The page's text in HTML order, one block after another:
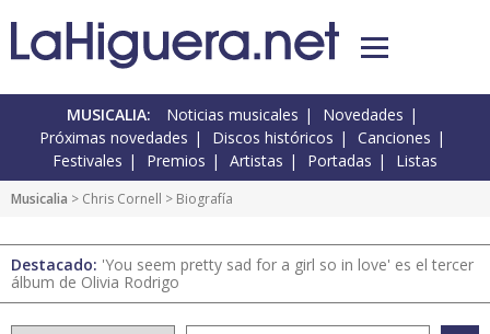
MUSICALIA: Noticias musicales
Novedades
Próximas novedades
Discos históricos
Canciones
Festivales
Premios Artistas Portadas Listas
Musicalia > Chris Cornell > Biografía
Destacado: 'You seem pretty sad for a girl so in love' es el tercer
álbum de Olivia Rodrigo